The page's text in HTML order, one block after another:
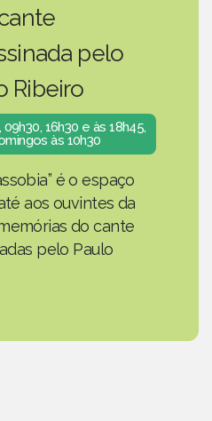
pelo
Ribeiro
16h30 e às 18h45,
às 10h30
é o espaço
aos ouvintes da
do cante
pelo Paulo